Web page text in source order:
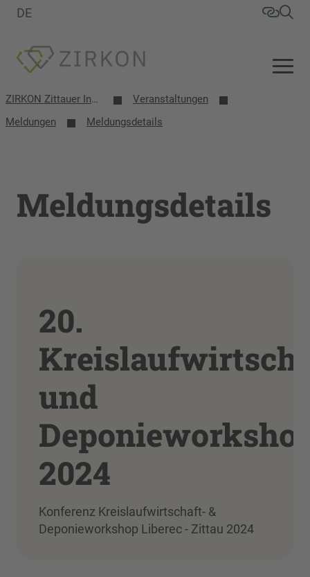
DE
ZIRKON Zittauer Institut für Verfahrensentwicklung, Kreislaufwirtschaft, Oberflächentechnik, Naturstoffforschung
Veranstaltungen
Meldungen
Meldungsdetails
Meldungsdetails
20.
und
2024
Konferenz Kreislaufwirtschaft- &
Deponieworkshop Liberec - Zittau 2024